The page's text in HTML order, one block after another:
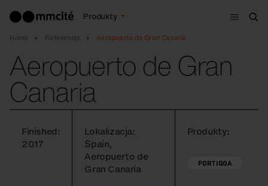
Produkty
Menu
Home Referencje Aeropuerto de Gran Canaria
Aeropuerto de Gran
Canaria
Finished:
2017
Lokalizacja:
Spain,
Aeropuerto de
Gran Canaria
Produkty:
PORTIQOA